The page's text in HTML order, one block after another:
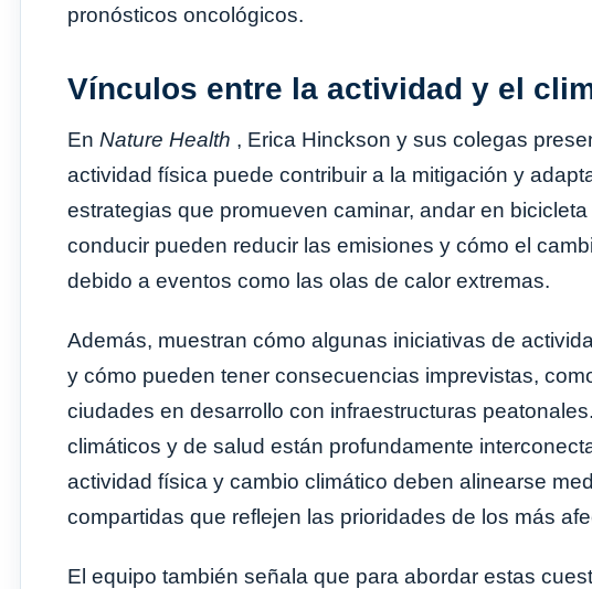
pronósticos oncológicos.
Vínculos entre la actividad y el
En Nature Health , Erica Hinckson y sus colegas
actividad física puede contribuir a la mitigación y
estrategias que promueven caminar, andar en
conducir pueden reducir las emisiones y cómo el
debido a eventos como las olas de calor extremas.
Además, muestran cómo algunas iniciativas de
y cómo pueden tener consecuencias imprevistas,
ciudades en desarrollo con infraestructuras
climáticos y de salud están profundamente
actividad física y cambio climático deben alinearse
compartidas que reflejen las prioridades de los más
El equipo también señala que para abordar estas